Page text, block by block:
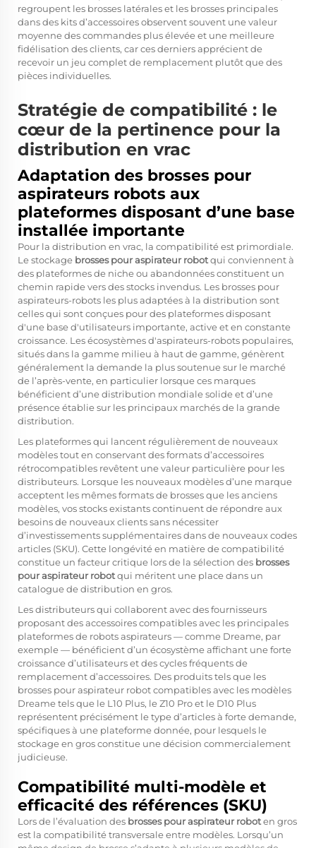
regroupent les brosses latérales et les brosses principales
dans des kits d’accessoires observent souvent une valeur
moyenne des commandes plus élevée et une meilleure
fidélisation des clients, car ces derniers apprécient de
recevoir un jeu complet de remplacement plutôt que des
pièces individuelles.
Stratégie de compatibilité : le
cœur de la pertinence pour la
distribution en vrac
Adaptation des brosses pour
aspirateurs robots aux
plateformes disposant d’une base
installée importante
Pour la distribution en vrac, la compatibilité est primordiale.
Le stockage brosses pour aspirateur robotqui conviennent à
des plateformes de niche ou abandonnées constituent un
chemin rapide vers des stocks invendus. Les brosses pour
aspirateurs-robots les plus adaptées à la distribution sont
celles qui sont conçues pour des plateformes disposant
d'une base d'utilisateurs importante, active et en constante
croissance. Les écosystèmes d'aspirateurs-robots populaires,
situés dans la gamme milieu à haut de gamme, génèrent
généralement la demande la plus soutenue sur le marché
de l’après-vente, en particulier lorsque ces marques
bénéficient d’une distribution mondiale solide et d’une
présence établie sur les principaux marchés de la grande
distribution.
Les plateformes qui lancent régulièrement de nouveaux
modèles tout en conservant des formats d’accessoires
rétrocompatibles revêtent une valeur particulière pour les
distributeurs. Lorsque les nouveaux modèles d’une marque
acceptent les mêmes formats de brosses que les anciens
modèles, vos stocks existants continuent de répondre aux
besoins de nouveaux clients sans nécessiter
d’investissements supplémentaires dans de nouveaux codes
articles (SKU). Cette longévité en matière de compatibilité
constitue un facteur critique lors de la sélection des brosses
pour aspirateur robotqui méritent une place dans un
catalogue de distribution en gros.
Les distributeurs qui collaborent avec des fournisseurs
proposant des accessoires compatibles avec les principales
plateformes de robots aspirateurs — comme Dreame, par
exemple — bénéficient d’un écosystème affichant une forte
croissance d’utilisateurs et des cycles fréquents de
remplacement d’accessoires. Des produits tels que les
brosses pour aspirateur robotcompatibles avec les modèles
Dreame tels que le L10 Plus, le Z10 Pro et le D10 Plus
représentent précisément le type d’articles à forte demande,
spécifiques à une plateforme donnée, pour lesquels le
stockage en gros constitue une décision commercialement
judicieuse.
Compatibilité multi-modèle et
efficacité des références (SKU)
Lors de l’évaluation des brosses pour aspirateur roboten gros
est la compatibilité transversale entre modèles. Lorsqu’un